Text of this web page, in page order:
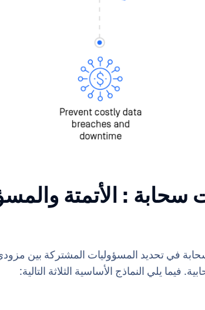
سحابة : الأتمتة
في تحديد المسؤوليات المشتركة بين
فيما يلي النماذج الأساسية الثلاثة التالية: